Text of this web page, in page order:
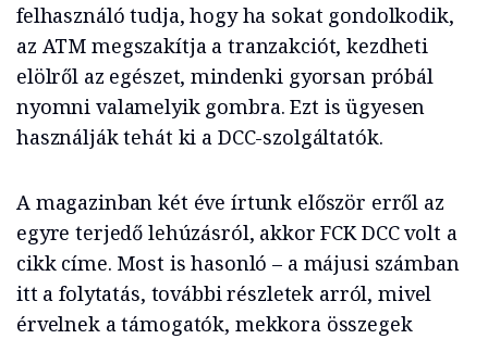
felhasználó tudja, hogy ha sokat gondolkodik,
az ATM megszakítja a tranzakciót, kezdheti
elölről az egészet, mindenki gyorsan próbál
nyomni valamelyik gombra. Ezt is ügyesen
használják tehát ki a DCC-szolgáltatók.
A magazinban két éve írtunk először erről az
egyre terjedő lehúzásról, akkor FCK DCC volt a
cikk címe. Most is hasonló – a májusi számban
itt a folytatás, további részletek arról, mivel
érvelnek a támogatók, mekkora összegek